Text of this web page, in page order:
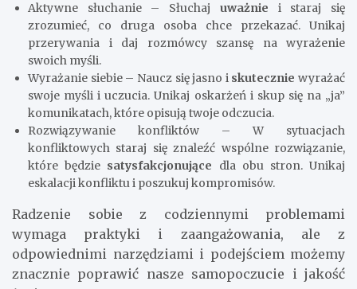
Aktywne słuchanie – Słuchaj uważnie i staraj się
zrozumieć, co druga osoba chce przekazać. Unikaj
przerywania i daj rozmówcy szansę na wyrażenie
swoich myśli.
Wyrażanie siebie – Naucz się jasno i skutecznie wyrażać
swoje myśli i uczucia. Unikaj oskarżeń i skup się na „ja”
komunikatach, które opisują twoje odczucia.
Rozwiązywanie konfliktów – W sytuacjach
konfliktowych staraj się znaleźć wspólne rozwiązanie,
które będzie satysfakcjonujące dla obu stron. Unikaj
eskalacji konfliktu i poszukuj kompromisów.
Radzenie sobie z codziennymi problemami
wymaga praktyki i zaangażowania, ale z
odpowiednimi narzędziami i podejściem możemy
znacznie poprawić nasze samopoczucie i jakość